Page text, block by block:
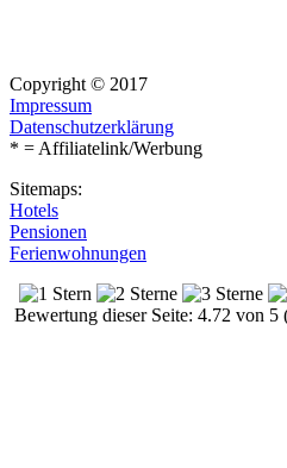
Copyright © 2017
Impressum
Datenschutzerklärung
* = Affiliatelink/Werbung
Sitemaps:
Hotels
Pensionen
Ferienwohnungen
Bewertung dieser Seite: 4.72 von 5